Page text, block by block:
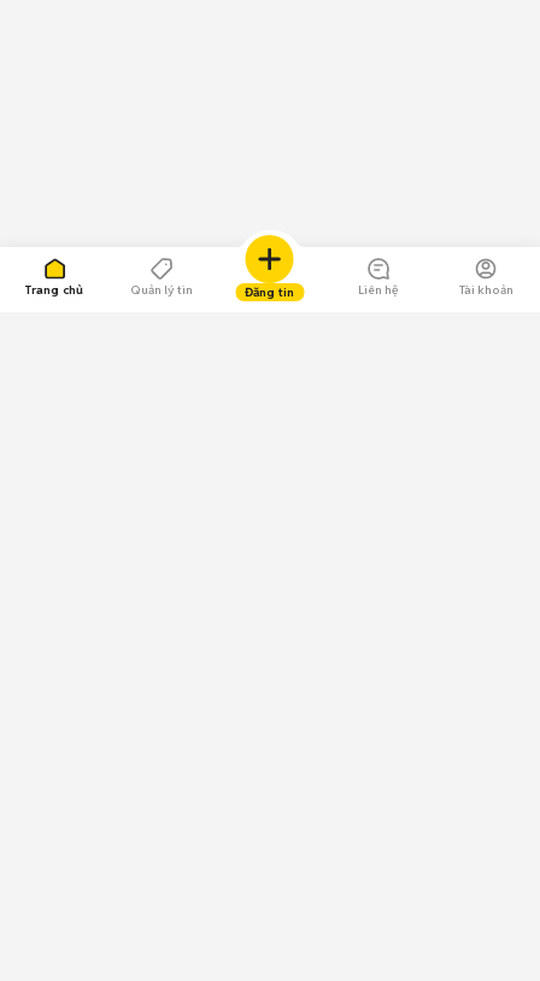
Trang chủ Quản lý tin Đăng tin Liên hệ Tài khoản